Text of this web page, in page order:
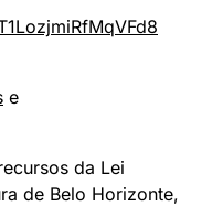
e
da Lei
de Belo Horizonte,